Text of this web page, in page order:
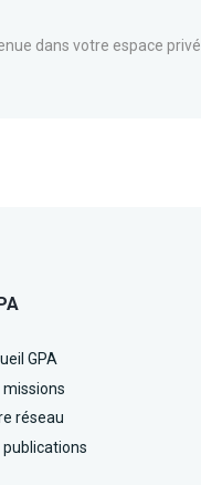
dans votre espace privé
GPA
missions
réseau
publications